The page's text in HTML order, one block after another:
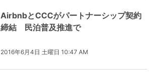
AirbnbとCCCがパートナーシップ契約
締結 民泊普及推進で
2016年6月4日 土曜日 10:47 AM